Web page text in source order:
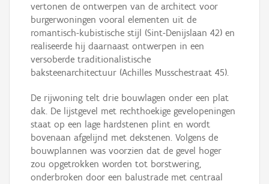
vertonen de ontwerpen van de architect voor
burgerwoningen vooral elementen uit de
romantisch-kubistische stijl (Sint-Denijslaan 42) en
realiseerde hij daarnaast ontwerpen in een
versoberde traditionalistische
baksteenarchitectuur (Achilles Musschestraat 45).
De rijwoning telt drie bouwlagen onder een plat
dak. De lijstgevel met rechthoekige gevelopeningen
staat op een lage hardstenen plint en wordt
bovenaan afgelijnd met dekstenen. Volgens de
bouwplannen was voorzien dat de gevel hoger
zou opgetrokken worden tot borstwering,
onderbroken door een balustrade met centraal